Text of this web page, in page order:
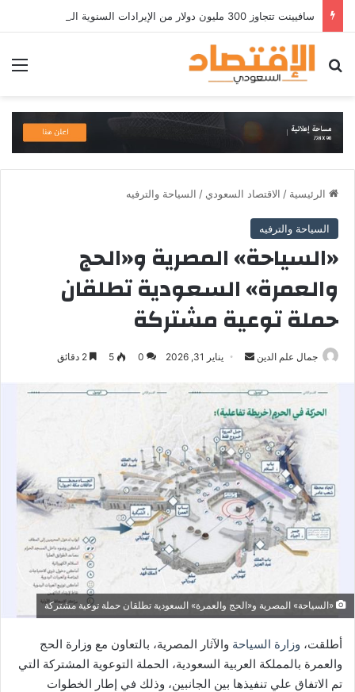
بحث عن
الرئيسية / الاقتصاد السعودي / السياحة والترفيه
السياحة والترفيه
«السياحة» المصرية و«الحج
والعمرة» السعودية تطلقان
حملة توعية مشتركة
جمال علم الدين
أرسل
إلكترونيا
يناير 31, 2026 0
5
«السياحة» المصرية و«الحج والعمرة» السعودية تطلقان حملة توعية مشتركة
أطلقت، وزارة السياحة والآثار المصرية، بالتعاون مع وزارة الحج
والعمرة بالمملكة العربية السعودية، الحملة التوعوية المشتركة التي
تم الاتفاق علي تنفيذها بين الجانبين، وذلك في إطار الخطوات